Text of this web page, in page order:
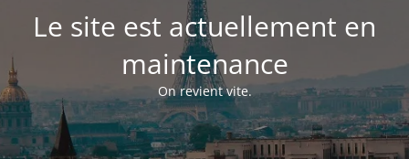
Le site est actuellement en
maintenance
On revient vite.